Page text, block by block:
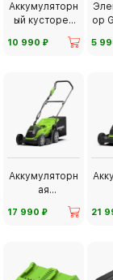
Аккумуляторн
ый кусторез
Greenworks
G24PH51
10 990 ⃏
ор
5
Аккумуляторн
ая
газонокосилка
Greenworks
17 990 ⃏ 21